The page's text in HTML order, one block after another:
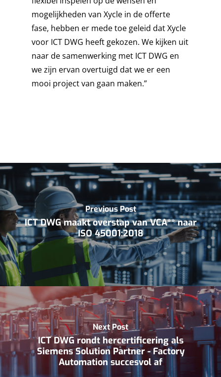
mogelijkheden van Xycle in de offerte
fase, hebben er mede toe geleid dat Xycle
voor ICT DWG heeft gekozen. We kijken uit
naar de samenwerking met ICT DWG en
we zijn ervan overtuigd dat we er een
mooi project van gaan maken.”
Previous Post
ICT DWG maakt overstap van VCA** naar
ISO 45001:2018
Next Post
ICT DWG rondt hercertificering als
Siemens Solution Partner - Factory
Automation succesvol af
SAFETY
SERVICE &